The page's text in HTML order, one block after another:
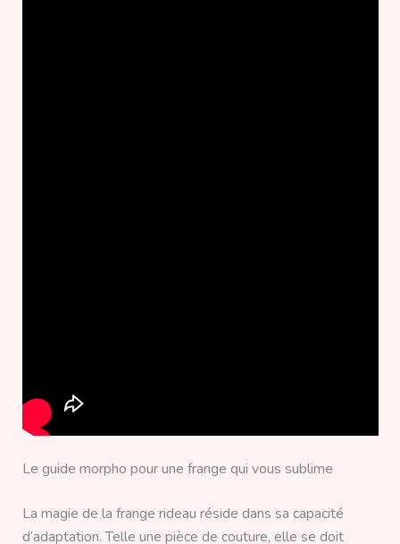
Le guide morpho pour une frange qui vous sublime
La magie de la frange rideau réside dans sa capacité
d’adaptation. Telle une pièce de couture, elle se doit